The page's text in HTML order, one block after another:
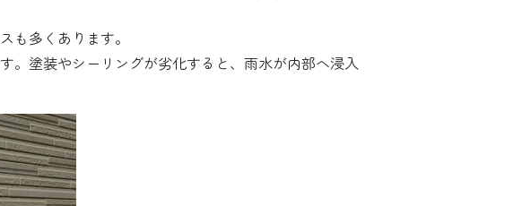
も多くあります。
。塗装やシーリングが劣化すると、雨水が内部へ浸入